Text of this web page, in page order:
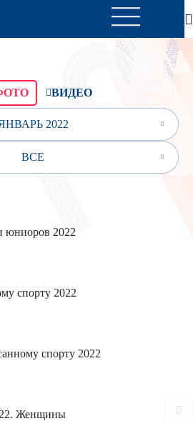
ВИДЕО
2022
ВСЕ
юниоров 2022
спорту 2022
спорту 2022
Женщины